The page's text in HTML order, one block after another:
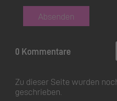
Absenden
0 Kommentare
Zu dieser Seite wurden
geschrieben.